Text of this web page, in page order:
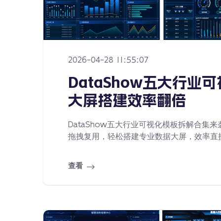
2026-04-28 11:55:07
DataShow五大行业可
大屏搭建效率翻倍
DataShow五大行业可视化模板拆解合集
拖拽复用，轻松搭建专业数据大屏，效率直
查看